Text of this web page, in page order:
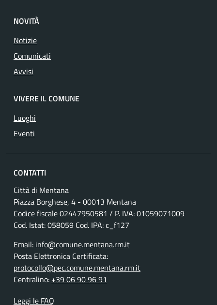
NOVITÀ
Notizie
Comunicati
Avvisi
VIVERE IL COMUNE
Luoghi
Eventi
CONTATTI
Città di Mentana
Piazza Borghese, 4 - 00013 Mentana
Codice fiscale02447950581 / P. IVA:01059071009
Cod. Istat: 058059 Cod. IPA: c_f127
Email: info@comune.mentana.rm.it
Posta Elettronica Certificata:
protocollo@pec.comune.mentana.rm.it
Centralino: +39 06 90 96 91
Leggi le FAQ